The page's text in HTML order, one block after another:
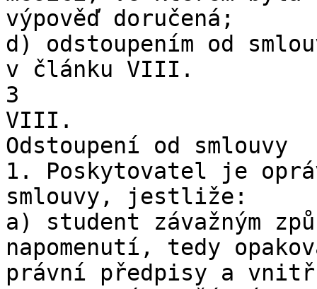
výpověď doručená;
d) odstoupením od
v článku VIII.
3
VIII.
Odstoupení od smlouvy
1. Poskytovatel je
smlouvy, jestliže:
a) student závažným
napomenutí, tedy
právní předpisy a